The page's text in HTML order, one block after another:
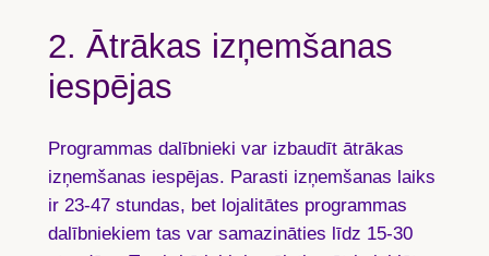
2. Ātrākas izņemšanas
iespējas
Programmas dalībnieki var izbaudīt ātrākas
izņemšanas iespējas. Parasti izņemšanas laiks
ir 23-47 stundas, bet lojalitātes programmas
dalībniekiem tas var samazināties līdz 15-30